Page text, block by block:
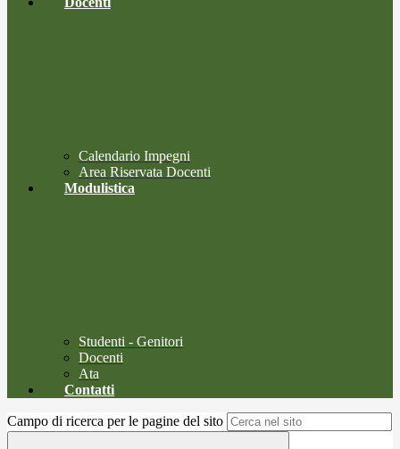
Calendario Impegni
Area Riservata Docenti
Modulistica
Studenti - Genitori
Docenti
Ata
Contatti
Campo di ricerca per le pagine del sito